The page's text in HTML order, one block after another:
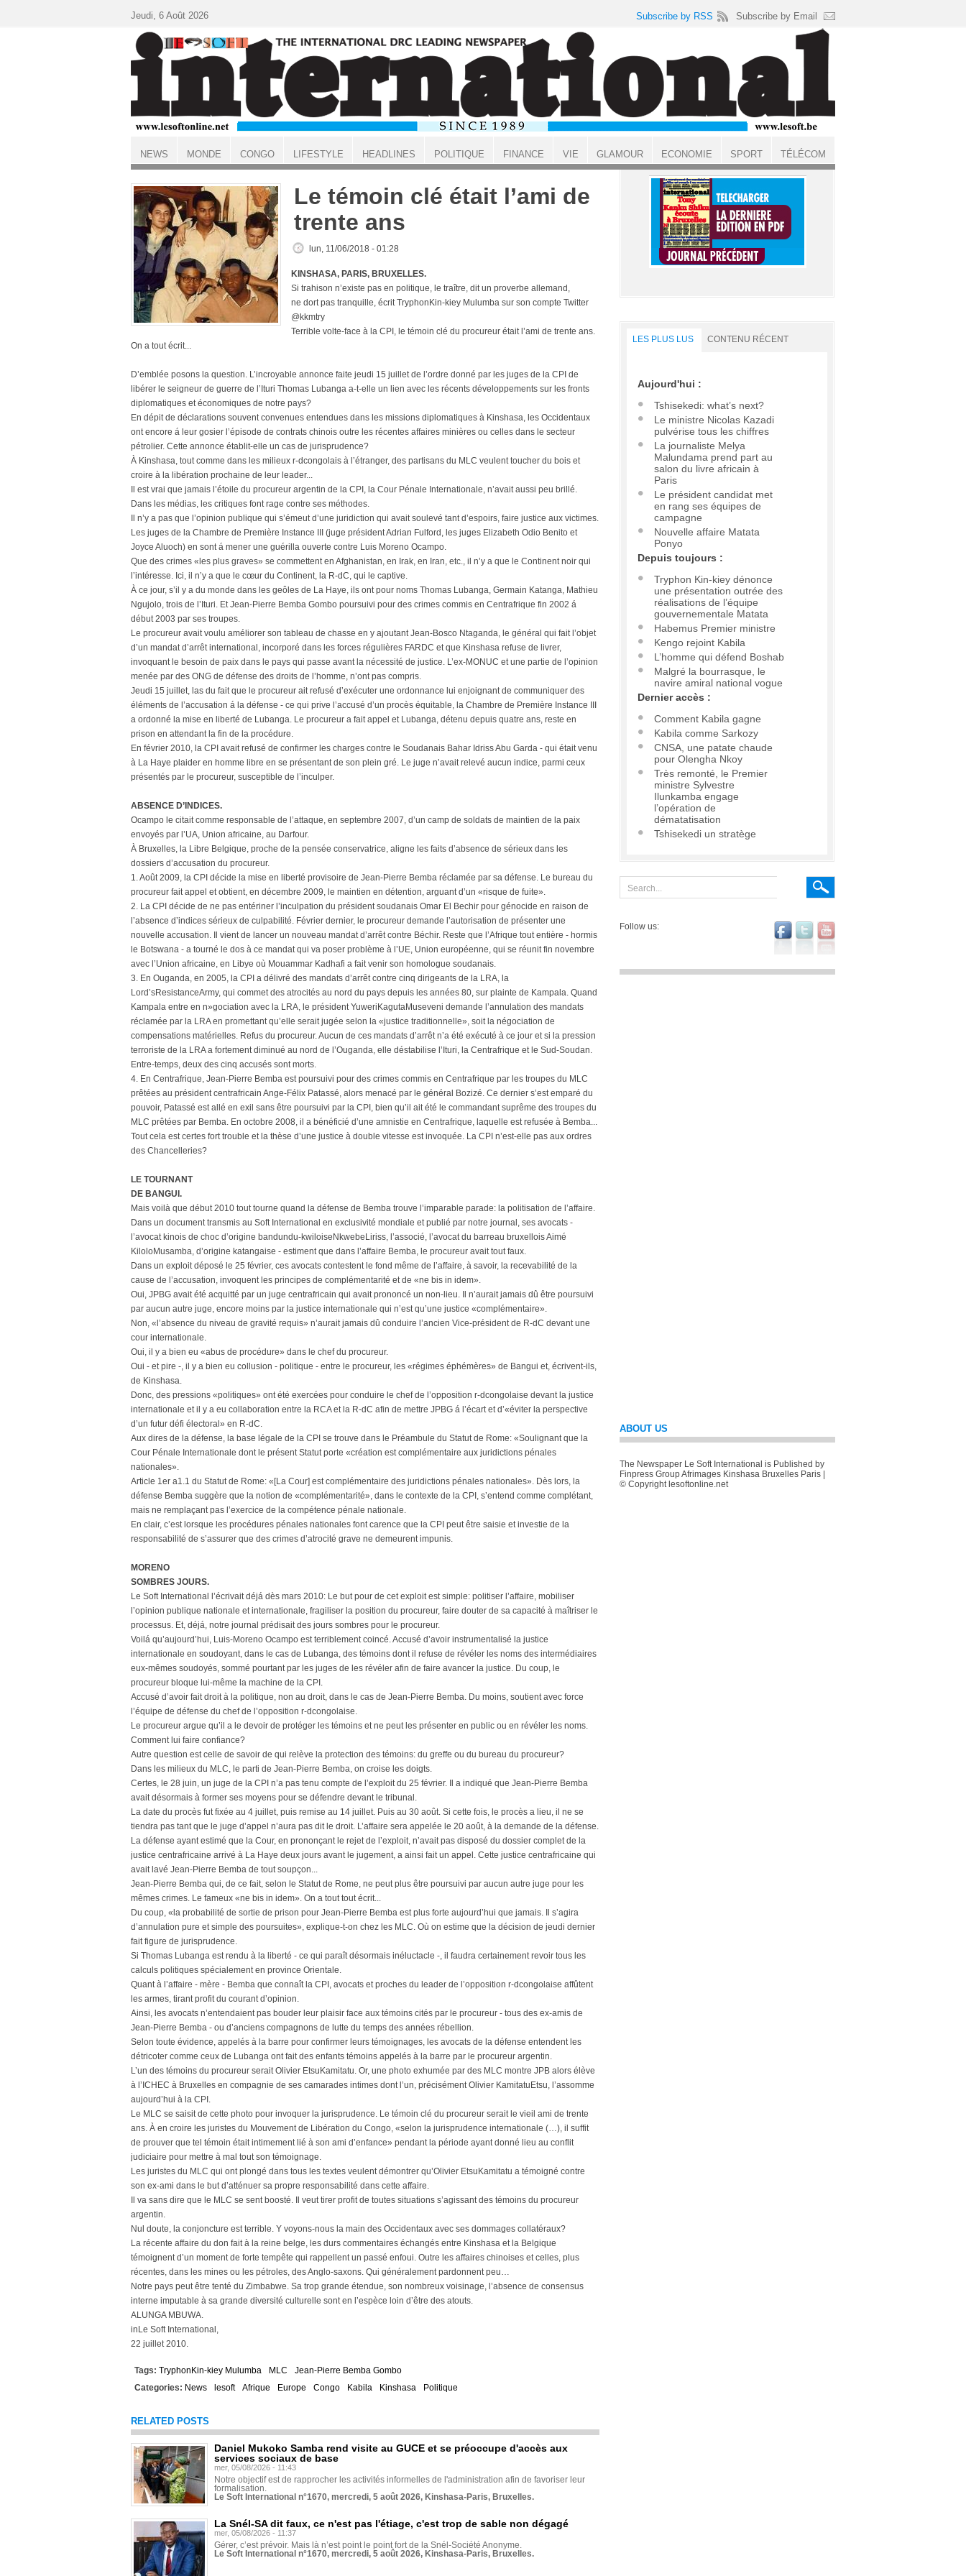
ACCUEIL
Le témoin clé était l’ami de
trente ans
lun, 11/06/2018 - 01:28
KINSHASA, PARIS, BRUXELLES.
Si trahison n’existe pas en politique, le traître, dit un proverbe allemand,
ne dort pas tranquille, écrit TryphonKin-kiey Mulumba sur son compte Twitter
@kkmtry
Terrible volte-face à la CPI, le témoin clé du procureur était l’ami de trente ans.
On a tout écrit...
D’emblée posons la question. L’incroyable annonce faite jeudi 15 juillet de l’ordre donné par les juges de la CPI de
libérer le seigneur de guerre de l’Ituri Thomas Lubanga a-t-elle un lien avec les récents développements sur les fronts
diplomatiques et économiques de notre pays?
En dépit de déclarations souvent convenues entendues dans les missions diplomatiques à Kinshasa, les Occidentaux
ont encore á leur gosier l’épisode de contrats chinois outre les récentes affaires minières ou celles dans le secteur
pétrolier. Cette annonce établit-elle un cas de jurisprudence?
À Kinshasa, tout comme dans les milieux r-dcongolais à l’étranger, des partisans du MLC veulent toucher du bois et
croire à la libération prochaine de leur leader...
Il est vrai que jamais l’étoile du procureur argentin de la CPI, la Cour Pénale Internationale, n’avait aussi peu brillé.
Dans les médias, les critiques font rage contre ses méthodes.
Il n’y a pas que l’opinion publique qui s’émeut d’une juridiction qui avait soulevé tant d’espoirs, faire justice aux victimes.
Les juges de la Chambre de Première Instance III (juge président Adrian Fulford, les juges Elizabeth Odio Benito et
Joyce Aluoch) en sont á mener une guérilla ouverte contre Luis Moreno Ocampo.
Que des crimes «les plus graves» se commettent en Afghanistan, en Irak, en Iran, etc., il n’y a que le Continent noir qui
l’intéresse. Ici, il n’y a que le cœur du Continent, la R-dC, qui le captive.
À ce jour, s’il y a du monde dans les geôles de La Haye, ils ont pour noms Thomas Lubanga, Germain Katanga, Mathieu
Ngujolo, trois de l’Ituri. Et Jean-Pierre Bemba Gombo poursuivi pour des crimes commis en Centrafrique fin 2002 á
début 2003 par ses troupes.
Le procureur avait voulu améliorer son tableau de chasse en y ajoutant Jean-Bosco Ntaganda, le général qui fait l’objet
d’un mandat d’arrêt international, incorporé dans les forces régulières FARDC et que Kinshasa refuse de livrer,
invoquant le besoin de paix dans le pays qui passe avant la nécessité de justice. L’ex-MONUC et une partie de l’opinion
menée par des ONG de défense des droits de l’homme, n’ont pas compris.
Jeudi 15 juillet, las du fait que le procureur ait refusé d’exécuter une ordonnance lui enjoignant de communiquer des
éléments de l’accusation á la défense - ce qui prive l’accusé d’un procès équitable, la Chambre de Première Instance III
a ordonné la mise en liberté de Lubanga. Le procureur a fait appel et Lubanga, détenu depuis quatre ans, reste en
prison en attendant la fin de la procédure.
En février 2010, la CPI avait refusé de confirmer les charges contre le Soudanais Bahar Idriss Abu Garda - qui était venu
à La Haye plaider en homme libre en se présentant de son plein gré. Le juge n’avait relevé aucun indice, parmi ceux
présentés par le procureur, susceptible de l’inculper.
ABSENCE D’INDICES.
Ocampo le citait comme responsable de l’attaque, en septembre 2007, d’un camp de soldats de maintien de la paix
envoyés par l’UA, Union africaine, au Darfour.
À Bruxelles, la Libre Belgique, proche de la pensée conservatrice, aligne les faits d’absence de sérieux dans les
dossiers d’accusation du procureur.
1. Août 2009, la CPI décide la mise en liberté provisoire de Jean-Pierre Bemba réclamée par sa défense. Le bureau du
procureur fait appel et obtient, en décembre 2009, le maintien en détention, arguant d’un «risque de fuite».
2. La CPI décide de ne pas entériner l’inculpation du président soudanais Omar El Bechir pour génocide en raison de
l’absence d’indices sérieux de culpabilité. Février dernier, le procureur demande l’autorisation de présenter une
nouvelle accusation. Il vient de lancer un nouveau mandat d’arrêt contre Béchir. Reste que l’Afrique tout entière - hormis
le Botswana - a tourné le dos à ce mandat qui va poser problème à l’UE, Union européenne, qui se réunit fin novembre
avec l’Union africaine, en Libye où Mouammar Kadhafi a fait venir son homologue soudanais.
3. En Ouganda, en 2005, la CPI a délivré des mandats d’arrêt contre cinq dirigeants de la LRA, la
Lord’sResistanceArmy, qui commet des atrocités au nord du pays depuis les années 80, sur plainte de Kampala. Quand
Kampala entre en n»gociation avec la LRA, le président YuweriKagutaMuseveni demande l’annulation des mandats
réclamée par la LRA en promettant qu’elle serait jugée selon la «justice traditionnelle», soit la négociation de
compensations matérielles. Refus du procureur. Aucun de ces mandats d’arrêt n’a été exécuté à ce jour et si la pression
terroriste de la LRA a fortement diminué au nord de l’Ouganda, elle déstabilise l’Ituri, la Centrafrique et le Sud-Soudan.
Entre-temps, deux des cinq accusés sont morts.
4. En Centrafrique, Jean-Pierre Bemba est poursuivi pour des crimes commis en Centrafrique par les troupes du MLC
prêtées au président centrafricain Ange-Félix Patassé, alors menacé par le général Bozizé. Ce dernier s’est emparé du
pouvoir, Patassé est allé en exil sans être poursuivi par la CPI, bien qu’il ait été le commandant suprême des troupes du
MLC prêtées par Bemba. En octobre 2008, il a bénéficié d’une amnistie en Centrafrique, laquelle est refusée à Bemba...
Tout cela est certes fort trouble et la thèse d’une justice à double vitesse est invoquée. La CPI n’est-elle pas aux ordres
des Chancelleries?
LE TOURNANT
DE BANGUI.
Mais voilà que début 2010 tout tourne quand la défense de Bemba trouve l’imparable parade: la politisation de l’affaire.
Dans un document transmis au Soft International en exclusivité mondiale et publié par notre journal, ses avocats -
l’avocat kinois de choc d’origine bandundu-kwiloiseNkwebeLiriss, l’associé, l’avocat du barreau bruxellois Aimé
KiloloMusamba, d’origine katangaise - estiment que dans l’affaire Bemba, le procureur avait tout faux.
Dans un exploit déposé le 25 février, ces avocats contestent le fond même de l’affaire, à savoir, la recevabilité de la
cause de l’accusation, invoquent les principes de complémentarité et de «ne bis in idem».
Oui, JPBG avait été acquitté par un juge centrafricain qui avait prononcé un non-lieu. Il n’aurait jamais dû être poursuivi
par aucun autre juge, encore moins par la justice internationale qui n’est qu’une justice «complémentaire».
Non, «l’absence du niveau de gravité requis» n’aurait jamais dû conduire l’ancien Vice-président de R-dC devant une
cour internationale.
Oui, il y a bien eu «abus de procédure» dans le chef du procureur.
Oui - et pire -, il y a bien eu collusion - politique - entre le procureur, les «régimes éphémères» de Bangui et, écrivent-ils,
de Kinshasa.
Donc, des pressions «politiques» ont été exercées pour conduire le chef de l’opposition r-dcongolaise devant la justice
internationale et il y a eu collaboration entre la RCA et la R-dC afin de mettre JPBG á l’écart et d’«éviter la perspective
d’un futur défi électoral» en R-dC.
Aux dires de la défense, la base légale de la CPI se trouve dans le Préambule du Statut de Rome: «Soulignant que la
Cour Pénale Internationale dont le présent Statut porte «création est complémentaire aux juridictions pénales
nationales».
Article 1er a1.1 du Statut de Rome: «[La Cour] est complémentaire des juridictions pénales nationales». Dès lors, la
défense Bemba suggère que la notion de «complémentarité», dans le contexte de la CPI, s’entend comme complétant,
mais ne remplaçant pas l’exercice de la compétence pénale nationale.
En clair, c’est lorsque les procédures pénales nationales font carence que la CPI peut être saisie et investie de la
responsabilité de s’assurer que des crimes d’atrocité grave ne demeurent impunis.
MORENO
SOMBRES JOURS.
Le Soft International l’écrivait déjá dès mars 2010: Le but pour de cet exploit est simple: politiser l’affaire, mobiliser
l’opinion publique nationale et internationale, fragiliser la position du procureur, faire douter de sa capacité à maîtriser le
processus. Et, déjá, notre journal prédisait des jours sombres pour le procureur.
Voilá qu’aujourd’hui, Luis-Moreno Ocampo est terriblement coincé. Accusé d’avoir instrumentalisé la justice
internationale en soudoyant, dans le cas de Lubanga, des témoins dont il refuse de révéler les noms des intermédiaires
eux-mêmes soudoyés, sommé pourtant par les juges de les révéler afin de faire avancer la justice. Du coup, le
procureur bloque lui-même la machine de la CPI.
Accusé d’avoir fait droit à la politique, non au droit, dans le cas de Jean-Pierre Bemba. Du moins, soutient avec force
l’équipe de défense du chef de l’opposition r-dcongolaise.
Le procureur argue qu’il a le devoir de protéger les témoins et ne peut les présenter en public ou en révéler les noms.
Comment lui faire confiance?
Autre question est celle de savoir de qui relève la protection des témoins: du greffe ou du bureau du procureur?
Dans les milieux du MLC, le parti de Jean-Pierre Bemba, on croise les doigts.
Certes, le 28 juin, un juge de la CPI n’a pas tenu compte de l’exploit du 25 février. Il a indiqué que Jean-Pierre Bemba
avait désormais à former ses moyens pour se défendre devant le tribunal.
La date du procès fut fixée au 4 juillet, puis remise au 14 juillet. Puis au 30 août. Si cette fois, le procès a lieu, il ne se
tiendra pas tant que le juge d’appel n’aura pas dit le droit. L’affaire sera appelée le 20 août, à la demande de la défense.
La défense ayant estimé que la Cour, en prononçant le rejet de l’exploit, n’avait pas disposé du dossier complet de la
justice centrafricaine arrivé à La Haye deux jours avant le jugement, a ainsi fait un appel. Cette justice centrafricaine qui
avait lavé Jean-Pierre Bemba de tout soupçon...
Jean-Pierre Bemba qui, de ce fait, selon le Statut de Rome, ne peut plus être poursuivi par aucun autre juge pour les
mêmes crimes. Le fameux «ne bis in idem». On a tout tout écrit...
Du coup, «la probabilité de sortie de prison pour Jean-Pierre Bemba est plus forte aujourd’hui que jamais. Il s’agira
d’annulation pure et simple des poursuites», explique-t-on chez les MLC. Où on estime que la décision de jeudi dernier
fait figure de jurisprudence.
Si Thomas Lubanga est rendu à la liberté - ce qui paraît désormais inéluctacle -, il faudra certainement revoir tous les
calculs politiques spécialement en province Orientale.
Quant à l’affaire - mère - Bemba que connaît la CPI, avocats et proches du leader de l’opposition r-dcongolaise affûtent
les armes, tirant profit du courant d’opinion.
Ainsi, les avocats n’entendaient pas bouder leur plaisir face aux témoins cités par le procureur - tous des ex-amis de
Jean-Pierre Bemba - ou d’anciens compagnons de lutte du temps des années rébellion.
Selon toute évidence, appelés à la barre pour confirmer leurs témoignages, les avocats de la défense entendent les
détricoter comme ceux de Lubanga ont fait des enfants témoins appelés à la barre par le procureur argentin.
L’un des témoins du procureur serait Olivier EtsuKamitatu. Or, une photo exhumée par des MLC montre JPB alors élève
à l’ICHEC à Bruxelles en compagnie de ses camarades intimes dont l’un, précisément Olivier KamitatuEtsu, l’assomme
aujourd’hui à la CPI.
Le MLC se saisit de cette photo pour invoquer la jurisprudence. Le témoin clé du procureur serait le vieil ami de trente
ans. À en croire les juristes du Mouvement de Libération du Congo, «selon la jurisprudence internationale (…), il suffit
de prouver que tel témoin était intimement lié à son ami d’enfance» pendant la période ayant donné lieu au conflit
judiciaire pour mettre à mal tout son témoignage.
Les juristes du MLC qui ont plongé dans tous les textes veulent démontrer qu’Olivier EtsuKamitatu a témoigné contre
son ex-ami dans le but d’atténuer sa propre responsabilité dans cette affaire.
Il va sans dire que le MLC se sent boosté. Il veut tirer profit de toutes situations s’agissant des témoins du procureur
argentin.
Nul doute, la conjoncture est terrible. Y voyons-nous la main des Occidentaux avec ses dommages collatéraux?
La récente affaire du don fait à la reine belge, les durs commentaires échangés entre Kinshasa et la Belgique
témoignent d’un moment de forte tempête qui rappellent un passé enfoui. Outre les affaires chinoises et celles, plus
récentes, dans les mines ou les pétroles, des Anglo-saxons. Qui généralement pardonnent peu…
Notre pays peut être tenté du Zimbabwe. Sa trop grande étendue, son nombreux voisinage, l’absence de consensus
interne imputable à sa grande diversité culturelle sont en l’espèce loin d’être des atouts.
ALUNGA MBUWA.
inLe Soft International,
22 juillet 2010.
Tags: TryphonKin-kiey Mulumba MLC
Jean-Pierre Bemba Gombo
Categories: News lesoft Afrique Europe Congo Kabila Kinshasa Politique
RELATED POSTS
Daniel Mukoko Samba rend visite au GUCE et se préoccupe d'accès aux
services sociaux de base
mer, 05/08/2026 - 11:43
Notre objectif est de rapprocher les activités informelles de l'administration afin de favoriser leur
formalisation.
Le Soft International n°1670, mercredi, 5 août 2026, Kinshasa-Paris, Bruxelles.
La Snél-SA dit faux, ce n'est pas l'étiage, c'est trop de sable non dégagé
mer, 05/08/2026 - 11:37
Gérer, c’est prévoir. Mais là n’est point le point fort de la Snél-Société Anonyme.
Le Soft International n°1670, mercredi, 5 août 2026, Kinshasa-Paris, Bruxelles.
LES PLUS LUS CONTENU RÉCENT
Aujourd'hui :
Tshisekedi: what’s next?
Le ministre Nicolas Kazadi
pulvérise tous les chiffres
La journaliste Melya
Malundama prend part au
salon du livre africain à
Paris
Le président candidat met
en rang ses équipes de
campagne
Nouvelle affaire Matata
Ponyo
Depuis toujours :
Tryphon Kin-kiey dénonce
une présentation outrée des
réalisations de l’équipe
gouvernementale Matata
Habemus Premier ministre
Kengo rejoint Kabila
L’homme qui défend Boshab
Malgré la bourrasque, le
navire amiral national vogue
Dernier accès :
Comment Kabila gagne
Kabila comme Sarkozy
CNSA, une patate chaude
pour Olengha Nkoy
Très remonté, le Premier
ministre Sylvestre
Ilunkamba engage
l’opération de
dématatisation
Tshisekedi un stratège
Follow us:
ABOUT US
The Newspaper Le Soft International is Published by
Finpress Group Afrimages Kinshasa Bruxelles Paris |
© Copyright lesoftonline.net
Jeudi, 6 Août 2026 Subscribe by RSS Subscribe by Email
NEWS MONDE CONGO LIFESTYLE HEADLINES POLITIQUE FINANCE VIE GLAMOUR ECONOMIE SPORT TÉLÉCOM